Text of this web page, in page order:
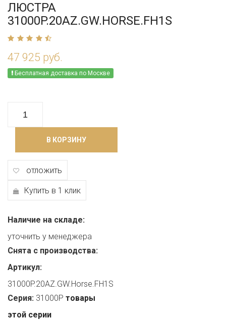
ЛЮСТРА
31000P.20AZ.GW.HORSE.FH1S
47 925 руб.
Бесплатная доставка по Москве
В КОРЗИНУ
отложить
Купить в 1 клик
Наличие на складе:
уточнить у менеджера
Снята с производства:
Артикул:
31000P.20AZ.GW.Horse.FH1S
Серия: 31000P товары
этой серии